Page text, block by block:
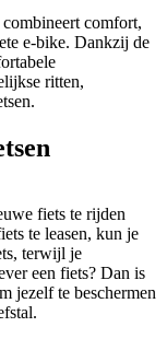
comfort,
e-bike. Dankzij de
ritten,
fiets te rijden
te leasen, kun je
terwijl je
een fiets? Dan is
jezelf te beschermen